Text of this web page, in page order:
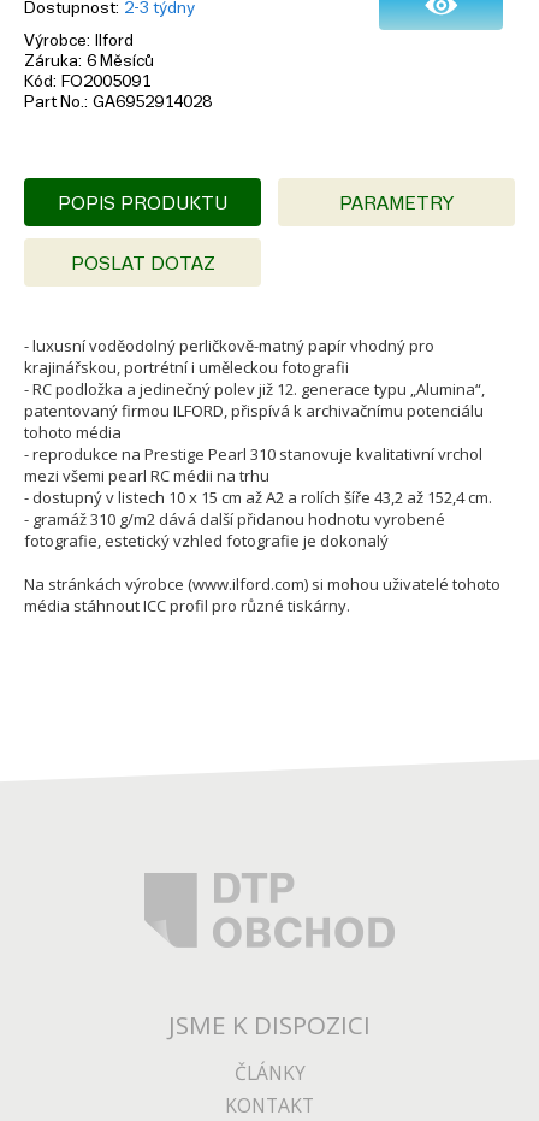
Dostupnost 2-3 týdny
Výrobce
Ilford
Záruka 6 Měsíců
Kód
FO2005091
Part No. GA6952914028
POPIS PRODUKTU PARAMETRY
POSLAT DOTAZ
- luxusní voděodolný perličkově-matný papír vhodný pro
krajinářskou, portrétní i uměleckou fotografii
- RC podložka a jedinečný polev již 12. generace typu „Alumina“,
patentovaný firmou ILFORD, přispívá k archivačnímu potenciálu
tohoto média
- reprodukce na Prestige Pearl 310 stanovuje kvalitativní vrchol
mezi všemi pearl RC médii na trhu
- dostupný v listech 10 x 15 cm až A2 a rolích šíře 43,2 až 152,4 cm.
- gramáž 310 g/m2 dává další přidanou hodnotu vyrobené
fotografie, estetický vzhled fotografie je dokonalý
Na stránkách výrobce (www.ilford.com) si mohou uživatelé tohoto
média stáhnout ICC profil pro různé tiskárny.
JSME K DISPOZICI
ČLÁNKY
KONTAKT